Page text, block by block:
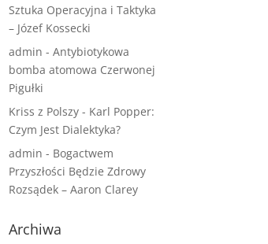
Sztuka Operacyjna i Taktyka
– Józef Kossecki
admin -Antybiotykowa
bomba atomowa Czerwonej
Pigułki
Kriss z Polszy - Karl Popper:
Czym Jest Dialektyka?
admin - Bogactwem
Przyszłości Będzie Zdrowy
Rozsądek – Aaron Clarey
Archiwa